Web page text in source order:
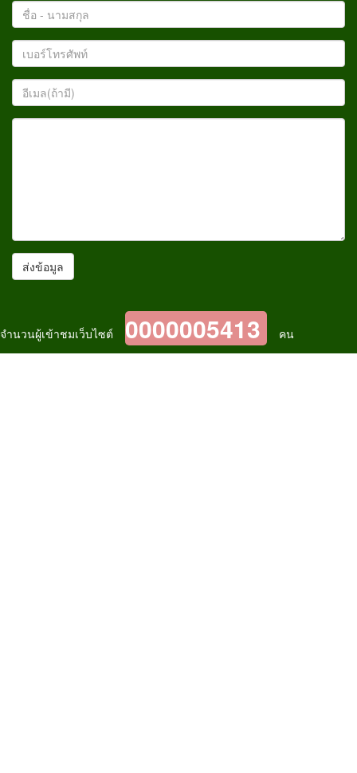
ชื่อ
-
นามสกุล
เบอร์
โทรศัพท์
อีเมล(ถ้า
มี)
ราย
จำนวนผู้เข้าชมเว็บไซต์ 0000005413 คน